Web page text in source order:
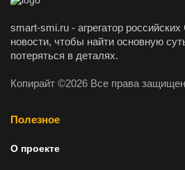
smart-smi.ru - агрегатор
новости, чтобы найти основную
потеряться в деталях.
Копирайт ©2026 Все права
Полезное
О проекте